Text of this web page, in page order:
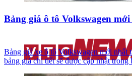
Bảng giá ô tô Volkswagen
Bảng giá xe ô tô Volkswagen mới nhất
bảng giá chi tiết sẽ được cập nhật trong